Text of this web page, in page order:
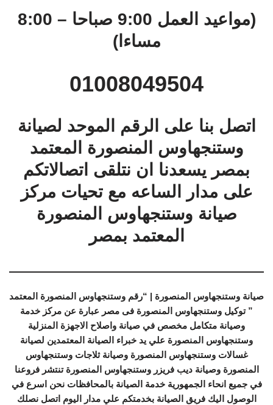
(مواعيد العمل 9:00 صباحا – 8:00
مساءا)
01008049504
اتصل بنا على الرقم الموحد لصيانة
وستنجهاوس المنصورة المعتمد
بمصر يسعدنا ان نتلقى اتصالاتكم
على مدار الساعه مع تحيات مركز
صيانة وستنجهاوس المنصورة
المعتمد بمصر
صيانة وستنجهاوس المنصورة | “رقم وستنجهاوس المنصورة المعتمد
” توكيل وستنجهاوس المنصورة فى مصر عبارة عن مركز خدمة
وصيانة متكامل مخصص في صيانة واصلاح الاجهزة المنزلية
وستنجهاوس المنصورة علي يد خبراء الصيانة المعتمدين لصيانة
غسالات وستنجهاوس المنصورة وصيانة ثلاجات وستنجهاوس
المنصورة وصيانة ديب فريزر وستنجهاوس المنصورة تنتشر فروعنا
في جميع انحاء الجمهورية خدمة الصيانة بالمحافظات نحن اسرع في
الوصول اليك فريق الصيانة بخدمتكم علي مدار اليوم اتصل نصلك